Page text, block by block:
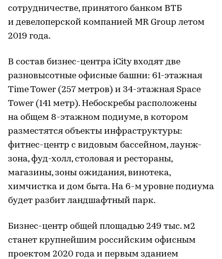
сотрудничестве, принятого банком ВТБ
и девелоперской компанией MR Group летом
2019 года.
В состав бизнес-центра iCity входят две
разновысотные офисные башни: 61-этажная
Time Tower (257 метров) и 34-этажная Space
Tower (141 метр). Небоскребы расположены
на общем 8-этажном подиуме, в котором
разместятся объекты инфраструктуры:
фитнес-центр с видовым бассейном, лаунж-
зона, фуд-холл, столовая и рестораны,
магазины, зоны ожидания, винотека,
химчистка и дом быта. На 6-м уровне подиума
будет разбит ландшафтный парк.
Бизнес-центр общей площадью 249 тыс. м2
станет крупнейшим российским офисным
проектом 2020 года и первым зданием